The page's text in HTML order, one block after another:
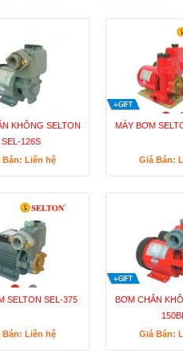
KHÔNG SELTON
SEL-126S
Bán: Liên hệ
MÁY BƠM
Giá Bán:
SELTON SEL-375
Bán: Liên hệ
BƠM CHÂN
Giá Bán: